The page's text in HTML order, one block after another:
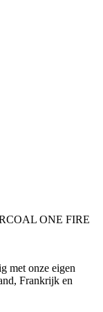
ONE FIRE
met onze eigen
Frankrijk en